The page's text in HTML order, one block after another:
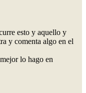
esto y aquello y
y comenta algo en el
lo hago en